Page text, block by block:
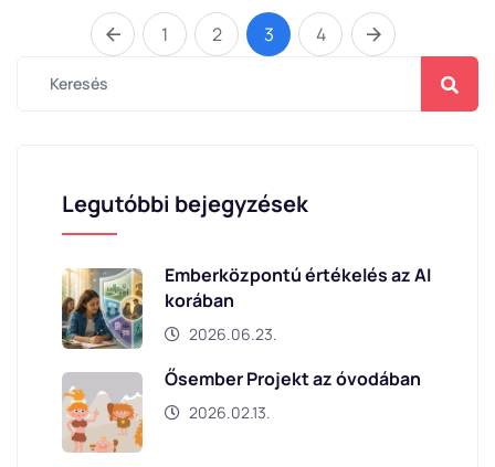
1 2 3 4
Legutóbbi bejegyzések
Emberközpontú értékelés az AI
korában
2026.06.23.
Ősember Projekt az óvodában
2026.02.13.